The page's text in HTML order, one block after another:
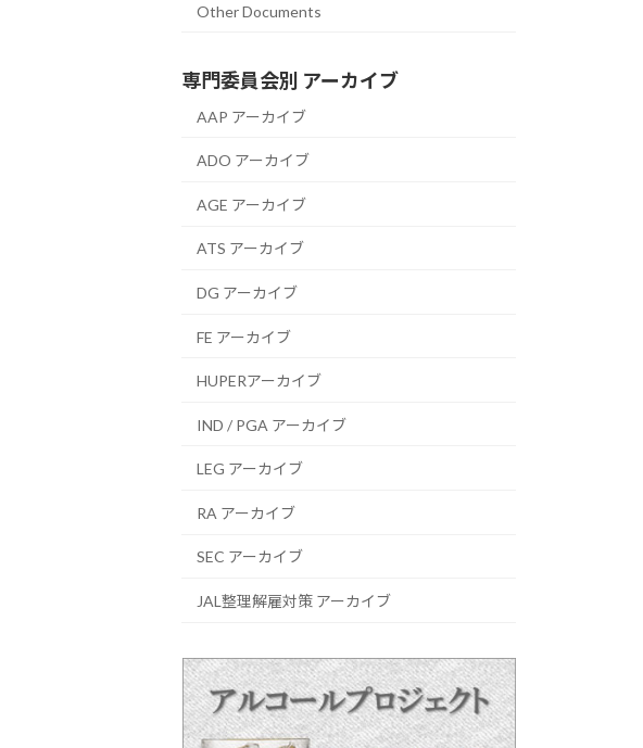
Other Documents
専門委員会別 アーカイブ
AAP アーカイブ
ADO アーカイブ
AGE アーカイブ
ATS アーカイブ
DG アーカイブ
FE アーカイブ
HUPERアーカイブ
IND / PGA アーカイブ
LEG アーカイブ
RA アーカイブ
SEC アーカイブ
JAL整理解雇対策 アーカイブ